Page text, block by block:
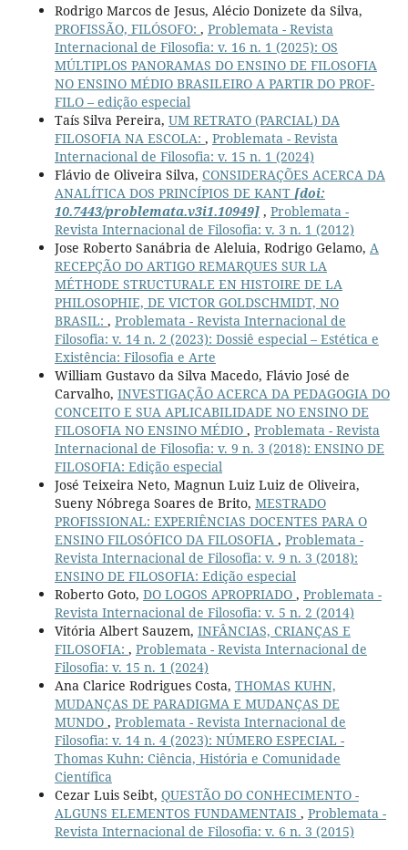
Rodrigo Marcos de Jesus, Alécio Donizete da Silva,
PROFISSÃO, FILÓSOFO: , Problemata - Revista
Internacional de Filosofia: v. 16 n. 1 (2025): OS
MÚLTIPLOS PANORAMAS DO ENSINO DE FILOSOFIA
NO ENSINO MÉDIO BRASILEIRO A PARTIR DO PROF-
FILO – edição especial
Taís Silva Pereira, UM RETRATO (PARCIAL) DA
FILOSOFIA NA ESCOLA: , Problemata - Revista
Internacional de Filosofia: v. 15 n. 1 (2024)
Flávio de Oliveira Silva, CONSIDERAÇÕES ACERCA DA
ANALÍTICA DOS PRINCÍPIOS DE KANT [doi:
10.7443/problemata.v3i1.10949], Problemata -
Revista Internacional de Filosofia: v. 3 n. 1 (2012)
Jose Roberto Sanábria de Aleluia, Rodrigo Gelamo, A
RECEPÇÃO DO ARTIGO REMARQUES SUR LA
MÉTHODE STRUCTURALE EN HISTOIRE DE LA
PHILOSOPHIE, DE VICTOR GOLDSCHMIDT, NO
BRASIL: , Problemata - Revista Internacional de
Filosofia: v. 14 n. 2 (2023): Dossiê especial – Estética e
Existência: Filosofia e Arte
William Gustavo da Silva Macedo, Flávio José de
Carvalho, INVESTIGAÇÃO ACERCA DA PEDAGOGIA DO
CONCEITO E SUA APLICABILIDADE NO ENSINO DE
FILOSOFIA NO ENSINO MÉDIO , Problemata - Revista
Internacional de Filosofia: v. 9 n. 3 (2018): ENSINO DE
FILOSOFIA: Edição especial
José Teixeira Neto, Magnun Luiz Luiz de Oliveira,
Sueny Nóbrega Soares de Brito, MESTRADO
PROFISSIONAL: EXPERIÊNCIAS DOCENTES PARA O
ENSINO FILOSÓFICO DA FILOSOFIA , Problemata -
Revista Internacional de Filosofia: v. 9 n. 3 (2018):
ENSINO DE FILOSOFIA: Edição especial
Roberto Goto, DO LOGOS APROPRIADO , Problemata -
Revista Internacional de Filosofia: v. 5 n. 2 (2014)
Vitória Albert Sauzem, INFÂNCIAS, CRIANÇAS E
FILOSOFIA: , Problemata - Revista Internacional de
Filosofia: v. 15 n. 1 (2024)
Ana Clarice Rodrigues Costa, THOMAS KUHN,
MUDANÇAS DE PARADIGMA E MUDANÇAS DE
MUNDO , Problemata - Revista Internacional de
Filosofia: v. 14 n. 4 (2023): NÚMERO ESPECIAL -
Thomas Kuhn: Ciência, História e Comunidade
Científica
Cezar Luis Seibt, QUESTÃO DO CONHECIMENTO -
ALGUNS ELEMENTOS FUNDAMENTAIS , Problemata -
Revista Internacional de Filosofia: v. 6 n. 3 (2015)